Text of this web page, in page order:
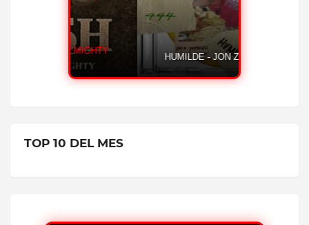
CASH - OVI FT ALMIGHTY
TOP 10 DEL MES